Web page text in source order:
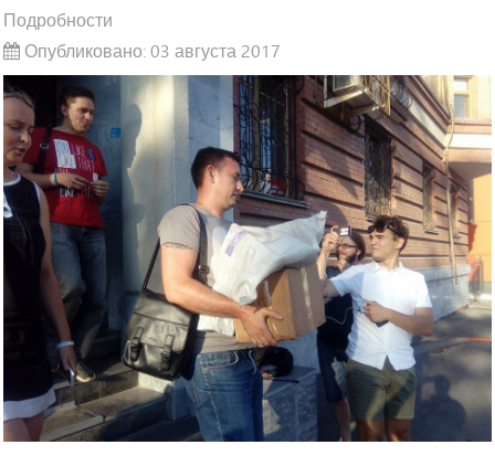
Подробности
Опубликовано: 03 августа 2017